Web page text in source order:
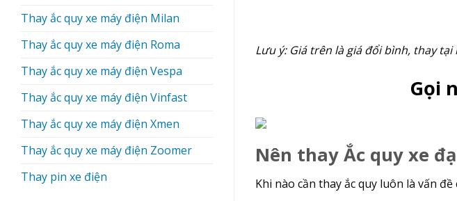
Thay ắc quy xe máy điện Milan
Thay ắc quy xe máy điện Roma
Thay ắc quy xe máy điện Vespa
Thay ắc quy xe máy điện Vinfast
Thay ắc quy xe máy điện Xmen
Thay ắc quy xe máy điện Zoomer
Thay pin xe điện
Lưu ý: Giá trên là giá đổi bình, thay
Gọi
Nên thay Ắc quy xe
Khi nào cần thay ắc quy luôn là vấn